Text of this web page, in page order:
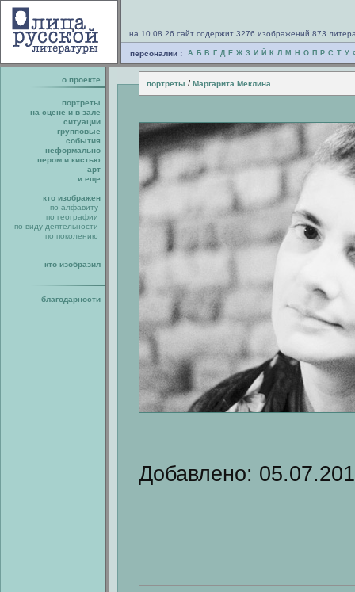
на 10.08.26 сайт содержит 3276 изображений 873
персоналии : А Б В Г Д Е Ж З И Й К Л М Н О П Р С Т У
о проекте портреты / Маргарита Меклина
портреты
на сцене и в зале
ситуации
групповые
события
неформально
пером и кистью
арт
и еще
кто изображен
по алфавиту
по географии
по виду деятельности
по поколению
кто изобразил
благодарности
Добавлено: